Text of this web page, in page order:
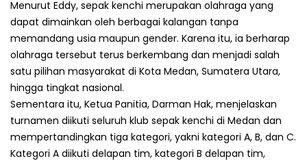
Menurut Eddy, sepak kenchi merupakan olahraga yang
dapat dimainkan oleh berbagai kalangan tanpa
memandang usia maupun gender. Karena itu, ia berharap
olahraga tersebut terus berkembang dan menjadi salah
satu pilihan masyarakat di Kota Medan, Sumatera Utara,
hingga tingkat nasional.
Sementara itu, Ketua Panitia, Darman Hak, menjelaskan
turnamen diikuti seluruh klub sepak kenchi di Medan dan
mempertandingkan tiga kategori, yakni kategori A, B, dan C.
Kategori A diikuti delapan tim, kategori B delapan tim,